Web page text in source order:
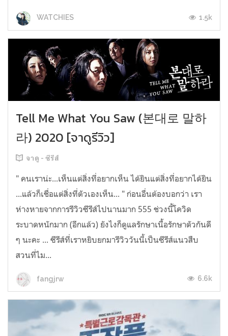
WATCHIES 1.5k
Tell Me What You Saw (본대로 말하
라) 2020 [จาดูรีวิว]
จาดู - ซีรีส์
" คนเราน่ะ...เห็นแต่สิ่งที่อยากเห็น ได้ยินแต่สิ่งที่อยากได้ยิน
...แล้วก็เชื่อแต่สิ่งที่ตัวเองเห็น... " ก่อนอื่นต้องบอกว่า เรา
ห่างหายจากการรีวิวซีรีส์ไปนานมาก 555 ช่วงนี้โควิด
ระบาดหนักมาก (อีกแล้ว) ยังไงก็ดูแลรักษาเนื้อรักษาตัวกันดี
ๆ นะคะ ... ซีรีส์ที่เราหยิบยกมารีวิววันนี้เป็นซีรีส์แนวสืบ
สวนที่ไม...
fangjrw 6.6k